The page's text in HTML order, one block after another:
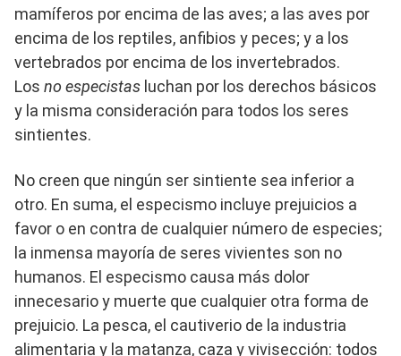
mamíferos por encima de las aves; a las aves por
encima de los reptiles, anfibios y peces; y a los
vertebrados por encima de los invertebrados.
Los no especistas luchan por los derechos básicos
y la misma consideración para todos los seres
sintientes.
No creen que ningún ser sintiente sea inferior a
otro. En suma, el especismo incluye prejuicios a
favor o en contra de cualquier número de especies;
la inmensa mayoría de seres vivientes son no
humanos. El especismo causa más dolor
innecesario y muerte que cualquier otra forma de
prejuicio. La pesca, el cautiverio de la industria
alimentaria y la matanza, caza y vivisección: todos